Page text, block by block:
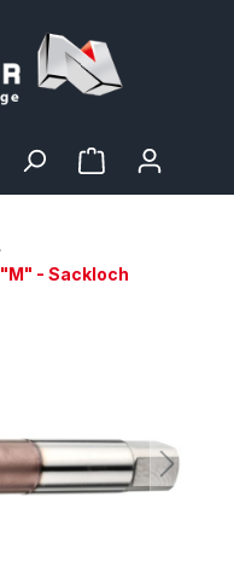
"M" - Sackloch